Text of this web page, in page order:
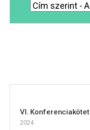
VI. Konferenciakötet
2024